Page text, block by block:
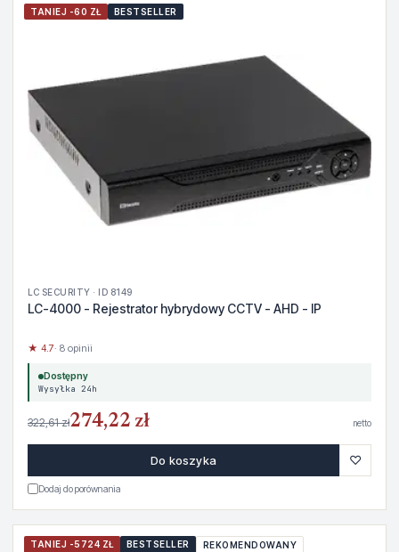
TANIEJ -60 ZŁ BESTSELLER
LC SECURITY · ID 8149
LC-4000 - Rejestrator hybrydowy CCTV - AHD - IP
★ 4.7· 8 opinii
Dostępny
Wysyłka 24h
322,61 zł274,22 zł netto
Do koszyka ♡
Dodaj do porównania
TANIEJ -5724 ZŁ BESTSELLER REKOMENDOWANY